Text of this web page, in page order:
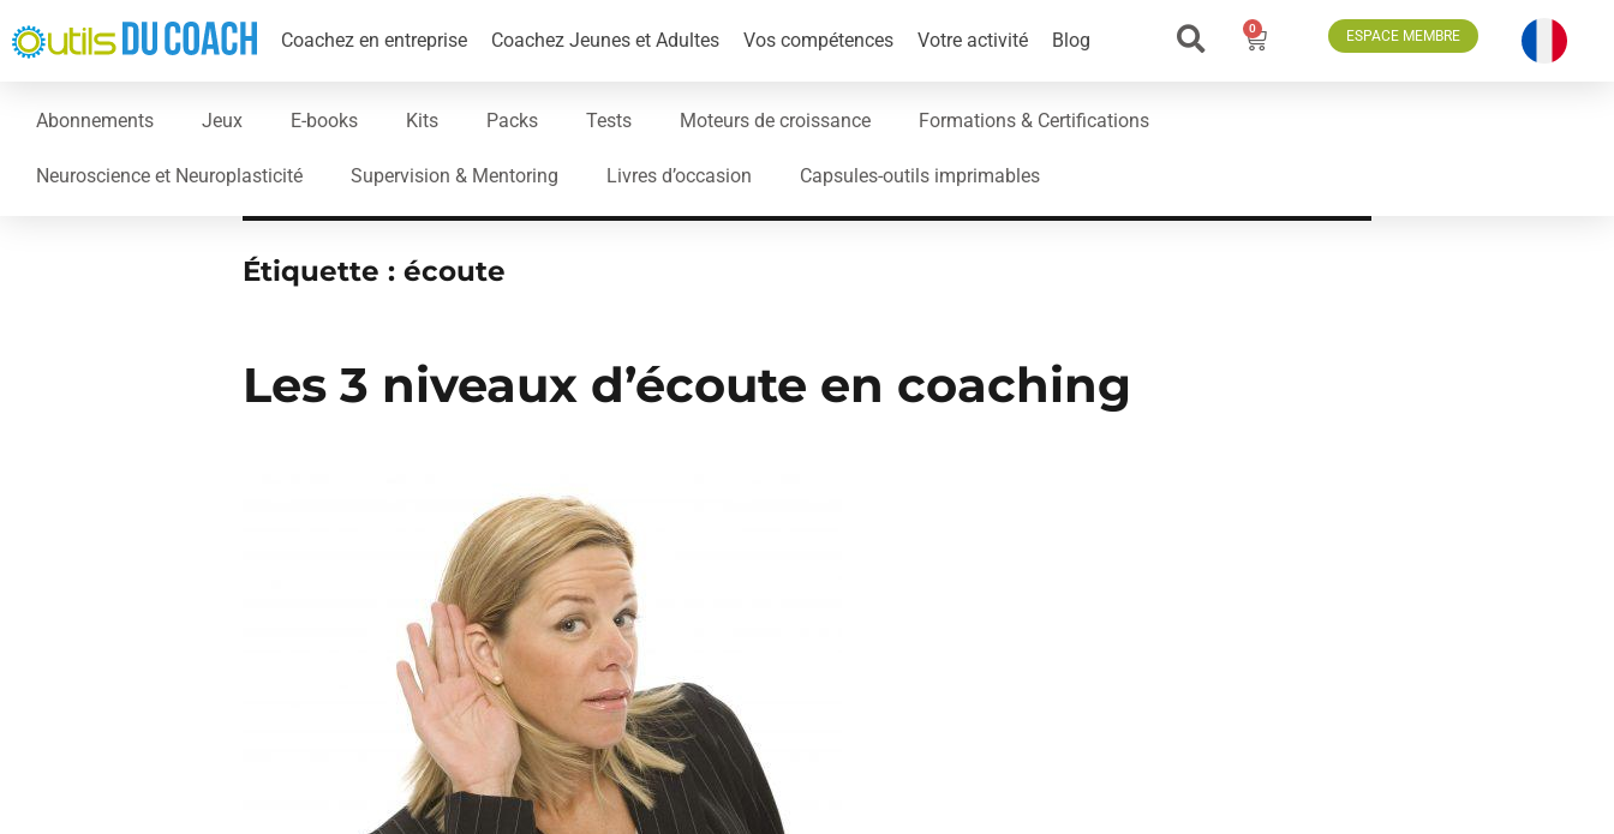
Coachez en entreprise Coachez Jeunes et Adultes Vos compétences Votre activité Blog
0 ESPACE MEMBRE
Abonnements Jeux E-books Kits Packs Tests Moteurs de croissance Formations & Certifications
Neuroscience et Neuroplasticité Supervision & Mentoring Livres d’occasion Capsules-outils imprimables
Étiquette : écoute
Les 3 niveaux d’écoute en coaching